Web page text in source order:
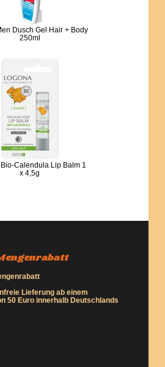
Dusch Gel Hair + Body
250ml
Calendula Lip Balm 1
x 4,5g
Lieferung ab einem
50 Euro innerhalb Deutschlands